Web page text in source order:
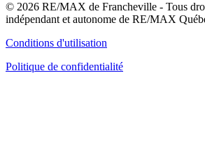
© 2026 RE/MAX de Francheville - Tous
indépendant et autonome de RE/MAX
Conditions d'utilisation
Politique de confidentialité